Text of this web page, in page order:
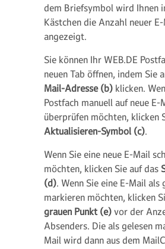
dem Briefsymbol wird Ihnen
Kästchen die Anzahl neuer
angezeigt.
Sie können Ihr WEB.DE
neuen Tab öffnen, indem Sie
Mail-Adresse (b) klicken.
Postfach manuell auf neue E-
überprüfen möchten, klicken
Aktualisieren-Symbol (c).
Wenn Sie eine neue E-Mail
möchten, klicken Sie auf das
(d). Wenn Sie eine E-Mail als
markieren möchten, klicken
grauen Punkt (e) vor der
Absenders. Die als gelesen
Mail wird dann aus dem